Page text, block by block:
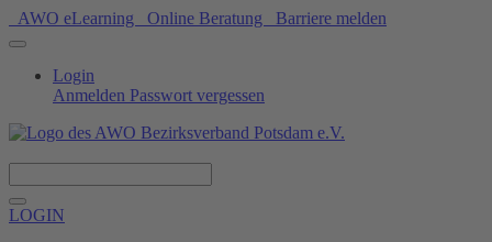
AWO eLearning Online Beratung Barriere melden
Login
Anmelden Passwort vergessen
LOGIN